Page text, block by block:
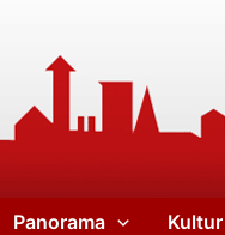
Panorama Kultur